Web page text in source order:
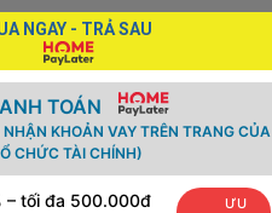
NGAY - TRẢ SAU
TOÁN
KHOẢN VAY TRÊN TRANG CỦA
CHỨC TÀI CHÍNH)
– tối đa 500.000đ
ƯU